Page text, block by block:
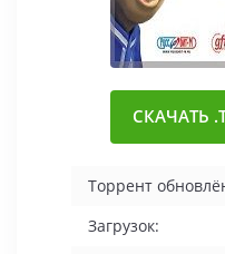
СКАЧАТЬ
Торрент
Загрузок: